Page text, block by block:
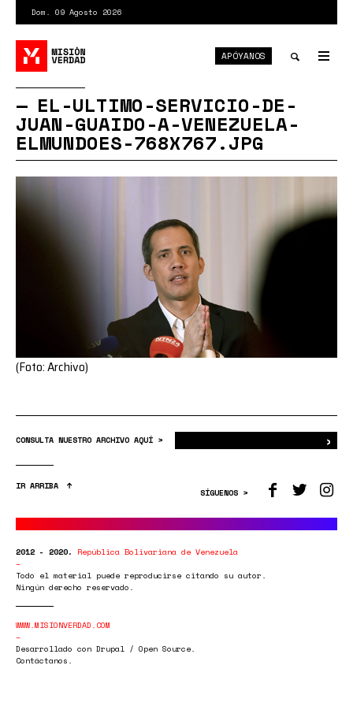
contenido
principal
Dom. 09 Agosto 2026
search
APÓYANOS
EL-ULTIMO-SERVICIO-DE-
JUAN-GUAIDO-A-VENEZUELA-
ELMUNDOES-768X767.JPG
(Foto: Archivo)
CONSULTA NUESTRO ARCHIVO AQUÍ > ›
IR ARRIBA
SÍGUENOS >
2012 - 2020. República Bolivariana de Venezuela
Todo el material puede reproducirse citando su autor.
Ningún derecho reservado.
WWW.MISIONVERDAD.COM
Desarrollado con Drupal / Open Source.
Contáctanos.